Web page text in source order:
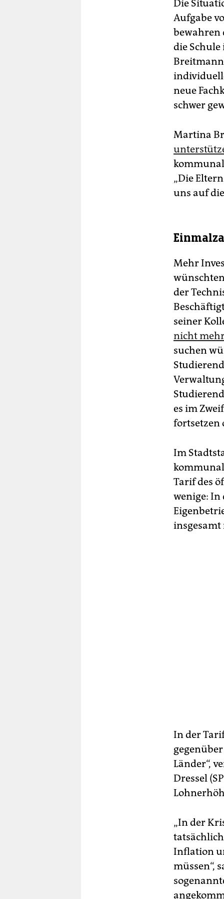
Die
Aufgabe
bewahren
die Schule
neue
schwer
Martina
„Die
uns auf
Mehr
der
seiner
nicht
suchen
es im
fortsetzen
Im
Tarif des
wenige: In
insgesamt
In der
Länder“,
Dressel
„In der
Inflation
müssen“,